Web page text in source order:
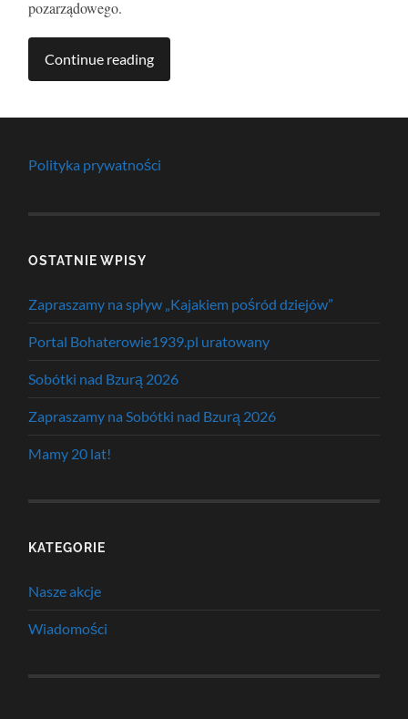
pozarządowego.
Continue reading
Polityka prywatności
OSTATNIE WPISY
Zapraszamy na spływ „Kajakiem pośród dziejów”
Portal Bohaterowie1939.pl uratowany
Sobótki nad Bzurą 2026
Zapraszamy na Sobótki nad Bzurą 2026
Mamy 20 lat!
KATEGORIE
Nasze akcje
Wiadomości